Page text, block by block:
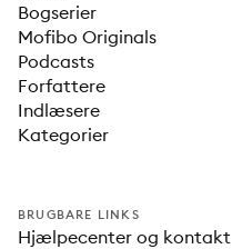
Bogserier
Mofibo Originals
Podcasts
Forfattere
Indlæsere
Kategorier
BRUGBARE LINKS
Hjælpecenter og kontakt